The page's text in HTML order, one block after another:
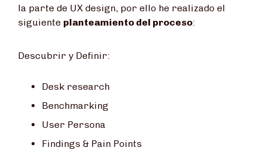
la parte de UX design, por ello he realizado el
siguiente planteamiento del proceso:
Descubrir y Definir:
Desk research
Benchmarking
User Persona
Findings & Pain Points